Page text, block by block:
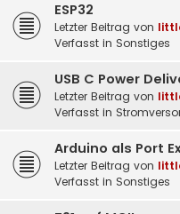
ESP32
Letzter Beitrag von
Verfasst in Sonstiges
USB C Power
Letzter Beitrag von
Verfasst in
Arduino als Port
Letzter Beitrag von
Verfasst in Sonstiges